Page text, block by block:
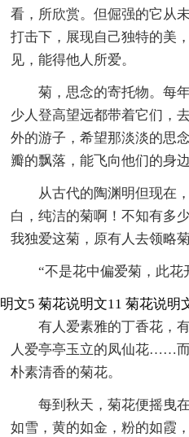
看，所欣赏。但倔强的它从
打击下，展现自己独特的美
见，能得他人所爱。
菊，思念的寄托物。每
少人登高望远都带着它们，
外的游子，希望那淡淡的思
瓣的飘落，能飞向他们的身边
从古代的陶渊明但现在
白，纯洁的菊啊！不知有多
我独爱这菊，原有人去领略
“不是花中偏爱菊，此花
明文5
有人爱素雅的丁香花，
人爱亭亭玉立的凤仙花……而
朴素清香的菊花。
每到秋天，菊花便摇曳
如雪，黄的如金，粉的如霞
菊花说明文11 菊花说明